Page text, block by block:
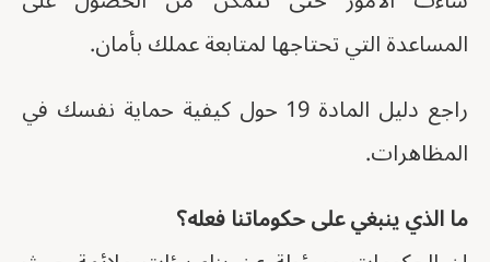
المساعدة التي تحتاجها لمتابعة عملك بأمان.
راجع دليل المادة 19 حول كيفية حماية نفسك في
المظاهرات.
ما الذي ينبغي على حكوماتنا فعله؟